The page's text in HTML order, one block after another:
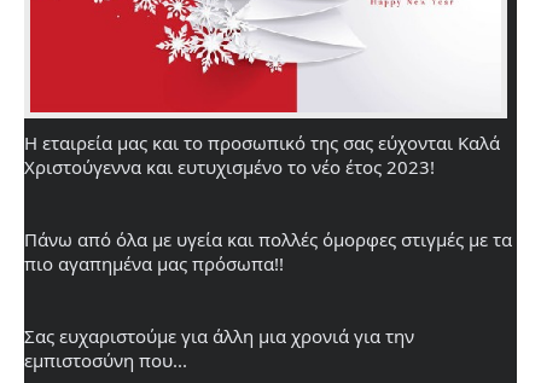
Η εταιρεία μας και το προσωπικό της σας εύχονται Καλά
Χριστούγεννα και ευτυχισμένο το νέο έτος 2023!
Πάνω από όλα με υγεία και πολλές όμορφες στιγμές με τα
πιο αγαπημένα μας πρόσωπα!!
Σας ευχαριστούμε για άλλη μια χρονιά για την
εμπιστοσύνη που...